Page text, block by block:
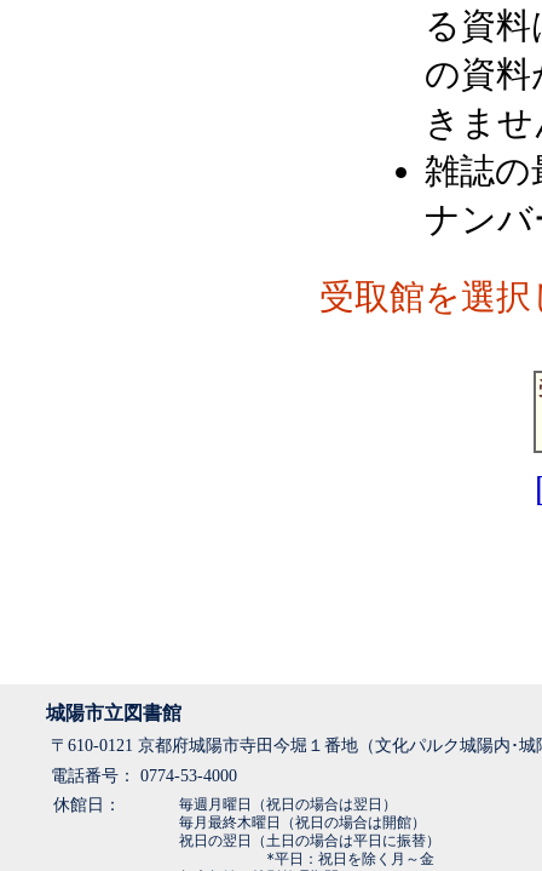
る資
の資料
きま
雑誌の
ナン
受取館を選
城陽市立図書館
〒610-0121 京都府城陽市寺田今堀１番地（文化パルク城陽内･
電話番号： 0774-53-4000
休館日：
毎週月曜日（祝日の場合は翌日）
毎月最終木曜日（祝日の場合は開館）
祝日の翌日（土日の場合は平日に振替）
*平日：祝日を除く月～金